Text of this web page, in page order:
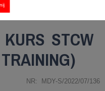
KURS STCW
NR: MDY-S/2022/07/136